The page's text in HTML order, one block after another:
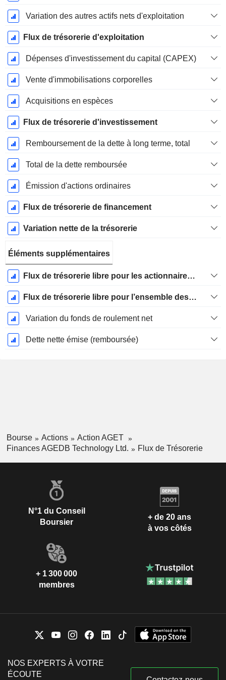
Variation des autres actifs nets d'exploitation
Flux de trésorerie d'exploitation
Dépenses d'investissement du capital (CAPEX)
Vente d'immobilisations corporelles
Acquisitions en espèces
Flux de trésorerie d'investissement
Remboursement de la dette à long terme, total
Total de la dette remboursée
Émission d'actions ordinaires
Flux de trésorerie de financement
Variation nette de la trésorerie
Éléments supplémentaires
Flux de trésorerie libre pour les actionnaires FCFE
Flux de trésorerie libre pour l’ensemble des pourvoyeurs de fonds (créanciers et actionnaires) FCFF
Variation du fonds de roulement net
Dette nette émise (remboursée)
Bourse Actions
Action AGET
Finances AGEDB Technology Ltd.
Flux de Trésorerie
N°1 du Conseil
Boursier
+ de 20 ans
à vos côtés
+ 1 300 000
membres
NOS EXPERTS À VOTRE
ÉCOUTE